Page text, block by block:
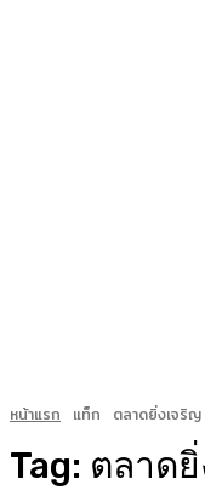
หน้าแรก แท็ก ตลาดยิ่งเจริญ
Tag: ตลาด